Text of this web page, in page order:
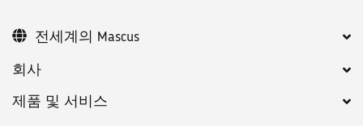
회사
제품 및 서비스
전세계의 Mascus